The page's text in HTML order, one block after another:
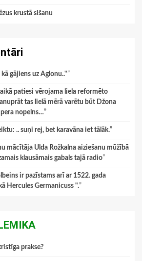
krustā sišanu
gājiens uz Aglonu.."”
patiesi vērojama liela reformēto
tas lielā mērā varētu būt Džona
nopelns…”
.. suņi rej, bet karavāna iet tālāk.”
mācītāja Ulda Rožkalna aiziešanu mūžībā
klausāmais gabals tajā radio”
ir pazīstams arī ar 1522. gada
Hercules Germanicuss ".”
prakse?